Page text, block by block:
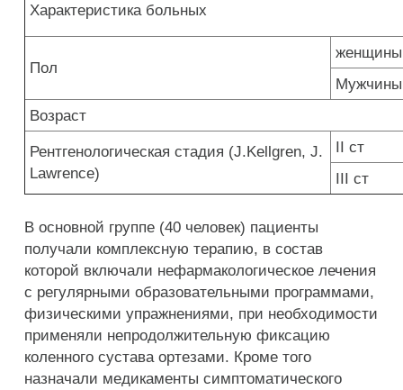
Характеристика больных
Пол
женщины
Мужчины
Возраст
Рентгенологическая стадия (J.Kellgren, J.
Lawrence)
II ст
III ст
В основной группе (40 человек) пациенты
получали комплексную терапию, в состав
которой включали нефармакологическое лечения
с регулярными образовательными программами,
физическими упражнениями, при необходимости
применяли непродолжительную фиксацию
коленного сустава ортезами. Кроме того
назначали медикаменты симптоматического